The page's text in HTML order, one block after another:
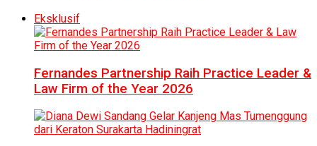
Eksklusif
Fernandes Partnership Raih Practice Leader &
Law Firm of the Year 2026